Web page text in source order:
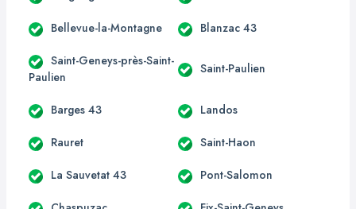
Bellevue-la-Montagne Blanzac 43
Saint-Geneys-près-Saint-
Paulien
Saint-Paulien
Barges 43 Landos
Rauret Saint-Haon
La Sauvetat 43 Pont-Salomon